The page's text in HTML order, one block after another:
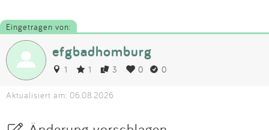
Eingetragen von:
efgbadhomburg
1 1 3 0 0
Aktualisiert am: 06.08.2026